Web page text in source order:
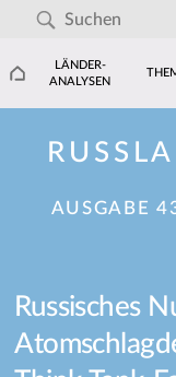
LÄNDER-
ANALYSEN
AUSGABE
Russisches